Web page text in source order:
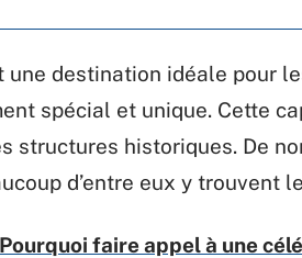
une destination idéale pour
spécial et unique. Cette
structures historiques. De
d’entre eux y trouvent
Pourquoi faire appel à une